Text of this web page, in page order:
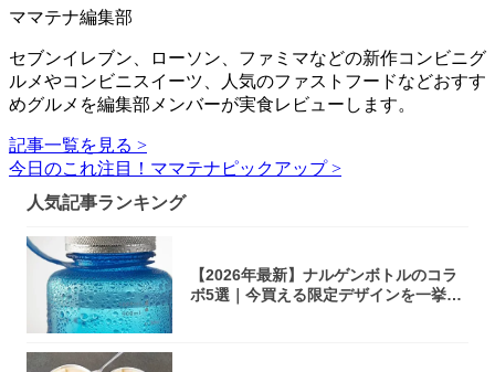
ママテナ編集部
セブンイレブン、ローソン、ファミマなどの新作コンビニグ
ルメやコンビニスイーツ、人気のファストフードなどおすす
めグルメを編集部メンバーが実食レビューします。
記事一覧を見る >
今日のこれ注目！ママテナピックアップ >
人気記事ランキング
【2026年最新】ナルゲンボトルのコラ
ボ5選｜今買える限定デザインを一挙紹